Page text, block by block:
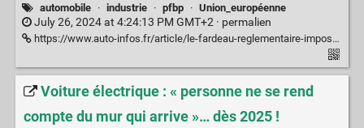
automobile · industrie · pfbp · Union_européenne
July 26, 2024 at 4:24:13 PM GMT+2 · permalien
https://www.auto-infos.fr/article/le-fardeau-reglementaire-impose-par-bruxelles-au-secteur-automobile.281679
Voiture électrique : « personne ne se rend
compte du mur qui arrive »… dès 2025 !